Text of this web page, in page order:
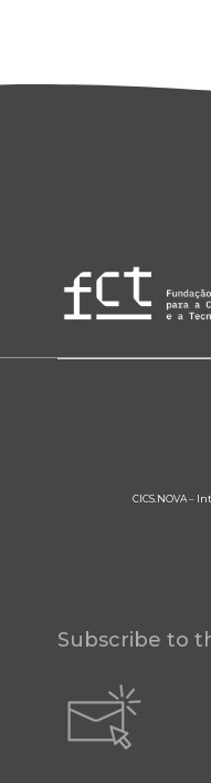
CICS.NOVA –
Subscribe to